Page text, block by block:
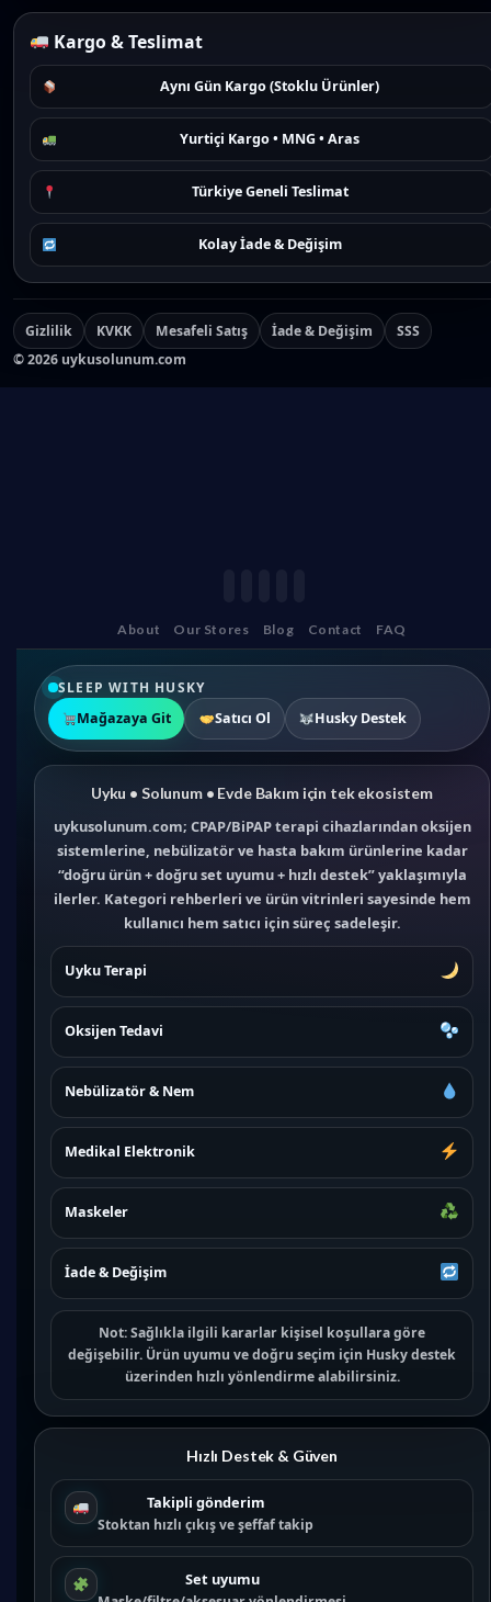
Kargo & Teslimat
Aynı Gün Kargo (Stoklu Ürünler)
Yurtiçi Kargo • MNG • Aras
Türkiye Geneli Teslimat
Kolay İade & Değişim
Gizlilik KVKK Mesafeli Satış İade & Değişim
SSS
©2026 uykusolunum.com
About Our Stores Blog Contact FAQ
SLEEP WITH HUSKY
Mağazaya Git
Satıcı Ol Husky Destek
Uyku • Solunum • Evde Bakım için tek ekosistem
uykusolunum.com; CPAP/BiPAP terapi cihazlarından oksijen
sistemlerine, nebülizatör ve hasta bakım ürünlerine kadar
“doğru ürün + doğru set uyumu + hızlı destek” yaklaşımıyla
ilerler. Kategori rehberleri ve ürün vitrinleri sayesinde hem
kullanıcı hem satıcı için süreç sadeleşir.
Uyku Terapi
Oksijen Tedavi
Nebülizatör & Nem
Medikal Elektronik
Maskeler
İade & Değişim
Not:Sağlıkla ilgili kararlar kişisel koşullara göre
değişebilir. Ürün uyumu ve doğru seçim için Husky destek
üzerinden hızlı yönlendirme alabilirsiniz.
Hızlı Destek & Güven
Takipli gönderim
Stoktan hızlı çıkış ve şeffaf takip
Set uyumu